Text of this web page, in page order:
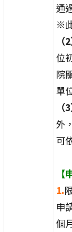
通
※
（2
位
院
單
（3
外
可
1.
申
個